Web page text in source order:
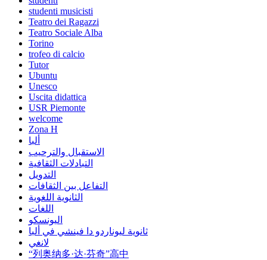
studenti musicisti
Teatro dei Ragazzi
Teatro Sociale Alba
Torino
trofeo di calcio
Tutor
Ubuntu
Unesco
Uscita didattica
USR Piemonte
welcome
Zona H
ألبا
الاستقبال والترحيب
التبادلات الثقافية
التدويل
التفاعل بين الثقافات
الثانوية اللغوية
اللغات
اليونسكو
ثانوية ليوناردو دا فينشي في ألبا
لانغي
“列奥纳多·达·芬奇”高中